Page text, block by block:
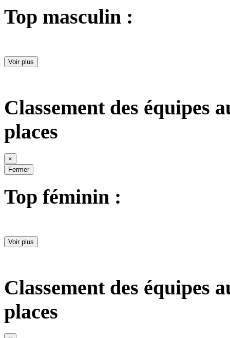
Top masculin :
Voir plus
Classement des équipes
places
×
Fermer
Top féminin :
Voir plus
Classement des équipes
places